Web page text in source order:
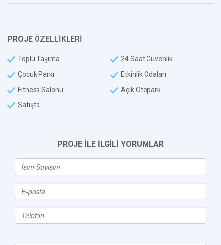
PROJE ÖZELLİKLERİ
Toplu Taşıma
24 Saat Güvenlik
Çocuk Parkı
Etkinlik Odaları
Fitness Salonu
Açık Otopark
Satışta
PROJE İLE İLGİLİ YORUMLAR